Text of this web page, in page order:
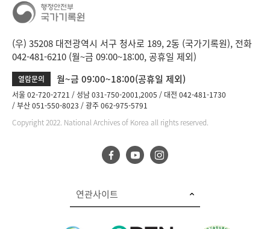
(우) 35208 대전광역시 서구 청사로 189, 2동 (국가기록원), 전화
042-481-6210 (월~금 09:00~18:00, 공휴일 제외)
열람문의 월~금 09:00~18:00(공휴일 제외)
서울 02-720-2721 성남 031-750-2001,2005
대전 042-481-1730
부산 051-550-8023
광주 062-975-5791
Copyright 2022. National Archives of Korea all rights reserved.
연관사이트